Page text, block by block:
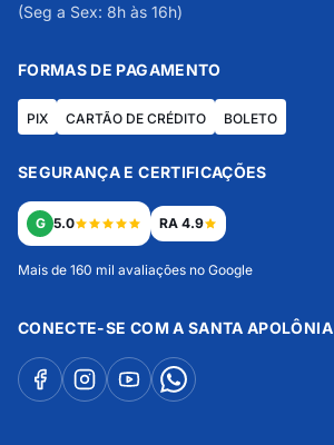
(Seg a Sex: 8h às 16h)
FORMAS DE PAGAMENTO
PIX CARTÃO DE CRÉDITO BOLETO
SEGURANÇA E CERTIFICAÇÕES
G 5.0 RA 4.9
Mais de 160 mil avaliações no Google
CONECTE-SE COM A SANTA APOLÔNIA